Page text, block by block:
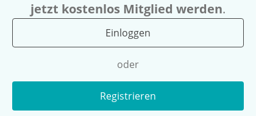
jetzt kostenlos Mitglied werden.
Einloggen
oder
Registrieren